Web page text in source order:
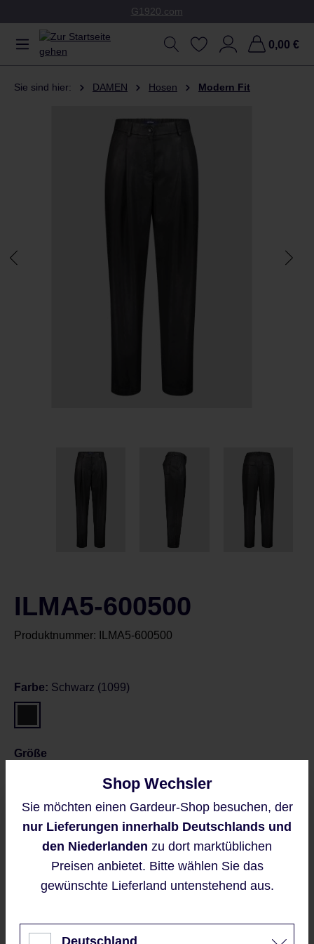
G1920.com
0,00 €
Sie sind hier: DAMEN Hosen Modern Fit
ILMA5-600500
Produktnummer: ILMA5-600500
Farbe: Schwarz (1099)
Größe
36L 38
Größentabelle
Preise inkl. MwSt. zzgl. Versandkosten
Shop Wechsler
Sie möchten einen Gardeur-Shop besuchen, der
nur Lieferungen innerhalb Deutschlands und
den Niederlanden zu dort marktüblichen
Preisen anbietet. Bitte wählen Sie das
gewünschte Lieferland untenstehend aus.
Deutschland
Diese Website verwendet Cookies,
um eine bestmögliche Erfahrung
bieten zu können.